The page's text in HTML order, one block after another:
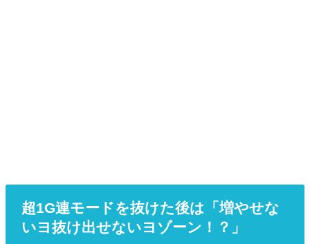
超1G連モードを抜けた後は「増やせな
いヨ抜け出せないヨゾーン！？」